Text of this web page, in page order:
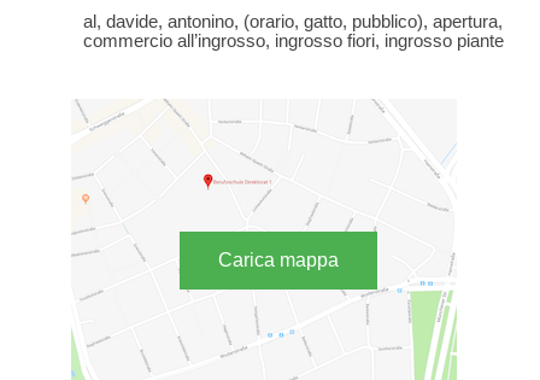
al, davide, antonino, (orario, gatto, pubblico), apertura,
commercio all’ingrosso, ingrosso fiori, ingrosso piante
Carica mappa